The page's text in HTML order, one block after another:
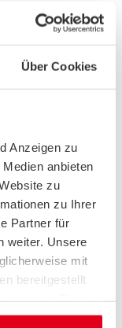
Über Cookies
Anzeigen zu
anbieten
zu
zu Ihrer
Partner für
weiter. Unsere
mit
bereitgestellt
dem Motto
in
zur
denken
war es die
unseren
Autoclub hin
Das wird
Jetzt sind
der